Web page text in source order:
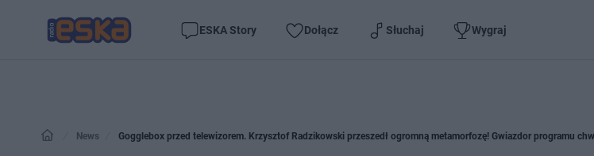
ESKA Story Dołącz Słuchaj Wygraj
News Gogglebox przed telewizorem. Krzysztof Radzikowski przeszedł ogromną metamorfozę! Gwiazdor programu